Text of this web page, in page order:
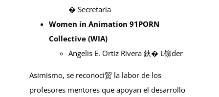
� Secretaria
Women in Animation 91PORN
Collective (WIA)
Angelis E. Ortiz Rivera 鈥� L铆der
Asimismo, se reconoci贸 la labor de los
profesores mentores que apoyan el desarrollo